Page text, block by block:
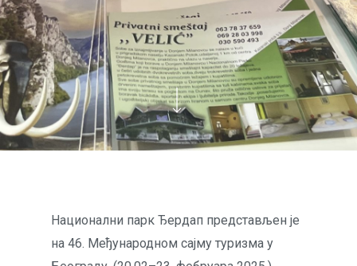
Национални парк Ђердап представљен је
на 46. Међународном сајму туризма у